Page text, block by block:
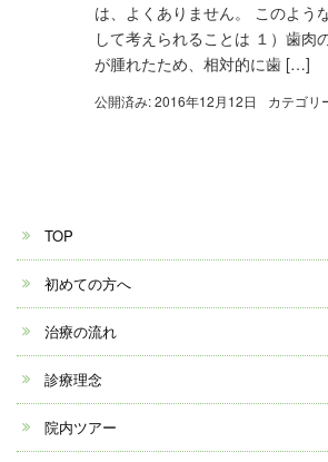
は、よくありません。 このよう
して考えられることは １）歯肉
が腫れたため、相対的に歯 […]
公開済み: 2016年12月12日 カテゴリ
TOP
初めての方へ
治療の流れ
診療理念
院内ツアー